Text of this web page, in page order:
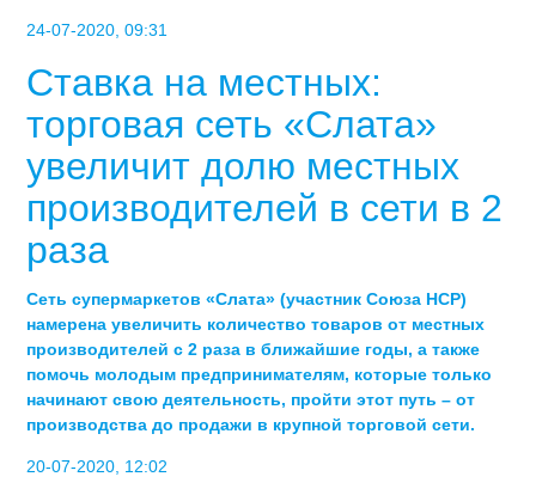
24-07-2020, 09:31
Ставка на местных:
торговая сеть «Слата»
увеличит долю местных
производителей в сети в 2
раза
Сеть супермаркетов «Слата» (участник Союза НСР)
намерена увеличить количество товаров от местных
производителей с 2 раза в ближайшие годы, а также
помочь молодым предпринимателям, которые только
начинают свою деятельность, пройти этот путь – от
производства до продажи в крупной торговой сети.
20-07-2020, 12:02